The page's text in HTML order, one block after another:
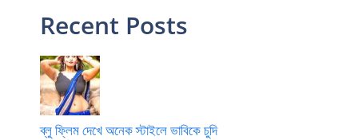
Recent Posts
ব্লু ফ্লিম দেখে অনেক স্টাইলে ভাবিকে চুদি